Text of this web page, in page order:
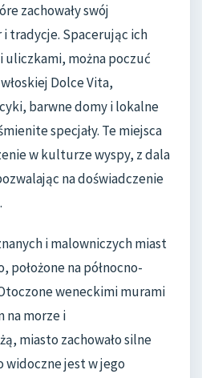
zachowały swój
tradycje. Spacerując ich
można poczuć
Dolce Vita,
barwne domy i lokalne
specjały. Te miejsca
w kulturze wyspy, z dala
na doświadczenie
i malowniczych miast
położone na północno-
weneckimi murami
na morze i
miasto zachowało silne
widoczne jest w jego